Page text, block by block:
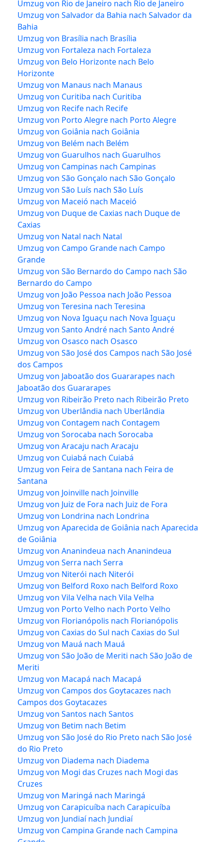
Umzug von Rio de Janeiro nach Rio de Janeiro
Umzug von Salvador da Bahia nach Salvador da
Bahia
Umzug von Brasília nach Brasília
Umzug von Fortaleza nach Fortaleza
Umzug von Belo Horizonte nach Belo
Horizonte
Umzug von Manaus nach Manaus
Umzug von Curitiba nach Curitiba
Umzug von Recife nach Recife
Umzug von Porto Alegre nach Porto Alegre
Umzug von Goiânia nach Goiânia
Umzug von Belém nach Belém
Umzug von Guarulhos nach Guarulhos
Umzug von Campinas nach Campinas
Umzug von São Gonçalo nach São Gonçalo
Umzug von São Luís nach São Luís
Umzug von Maceió nach Maceió
Umzug von Duque de Caxias nach Duque de
Caxias
Umzug von Natal nach Natal
Umzug von Campo Grande nach Campo
Grande
Umzug von São Bernardo do Campo nach São
Bernardo do Campo
Umzug von João Pessoa nach João Pessoa
Umzug von Teresina nach Teresina
Umzug von Nova Iguaçu nach Nova Iguaçu
Umzug von Santo André nach Santo André
Umzug von Osasco nach Osasco
Umzug von São José dos Campos nach São José
dos Campos
Umzug von Jaboatão dos Guararapes nach
Jaboatão dos Guararapes
Umzug von Ribeirão Preto nach Ribeirão Preto
Umzug von Uberlândia nach Uberlândia
Umzug von Contagem nach Contagem
Umzug von Sorocaba nach Sorocaba
Umzug von Aracaju nach Aracaju
Umzug von Cuiabá nach Cuiabá
Umzug von Feira de Santana nach Feira de
Santana
Umzug von Joinville nach Joinville
Umzug von Juiz de Fora nach Juiz de Fora
Umzug von Londrina nach Londrina
Umzug von Aparecida de Goiânia nach Aparecida
de Goiânia
Umzug von Ananindeua nach Ananindeua
Umzug von Serra nach Serra
Umzug von Niterói nach Niterói
Umzug von Belford Roxo nach Belford Roxo
Umzug von Vila Velha nach Vila Velha
Umzug von Porto Velho nach Porto Velho
Umzug von Florianópolis nach Florianópolis
Umzug von Caxias do Sul nach Caxias do Sul
Umzug von Mauá nach Mauá
Umzug von São João de Meriti nach São João de
Meriti
Umzug von Macapá nach Macapá
Umzug von Campos dos Goytacazes nach
Campos dos Goytacazes
Umzug von Santos nach Santos
Umzug von Betim nach Betim
Umzug von São José do Rio Preto nach São José
do Rio Preto
Umzug von Diadema nach Diadema
Umzug von Mogi das Cruzes nach Mogi das
Cruzes
Umzug von Maringá nach Maringá
Umzug von Carapicuíba nach Carapicuíba
Umzug von Jundiaí nach Jundiaí
Umzug von Campina Grande nach Campina